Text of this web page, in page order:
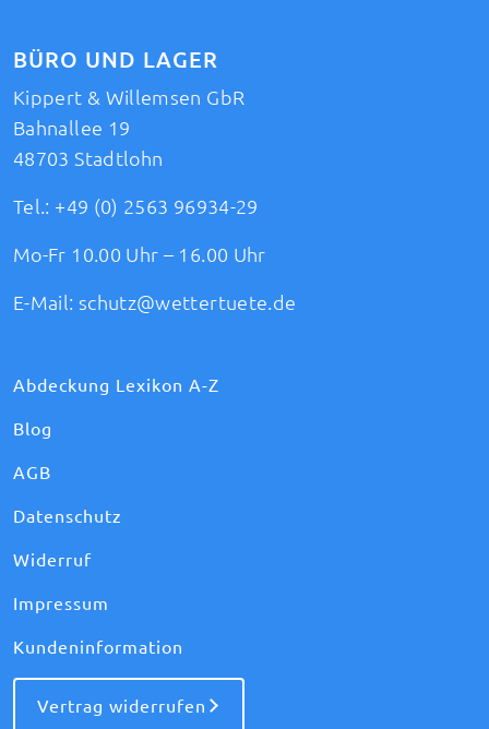
BÜRO UND LAGER
Kippert & Willemsen GbR
Bahnallee 19
48703 Stadtlohn
Tel.: +49 (0) 2563 96934-29
Mo-Fr 10.00 Uhr – 16.00 Uhr
E-Mail: schutz@wettertuete.de
Abdeckung Lexikon A-Z
Blog
AGB
Datenschutz
Widerruf
Impressum
Kundeninformation
Vertrag widerrufen